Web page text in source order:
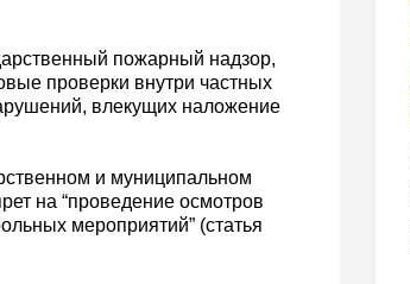
пожарный надзор,
проверки внутри частных
влекущих наложение
и муниципальном
на “проведение осмотров
мероприятий” (статья